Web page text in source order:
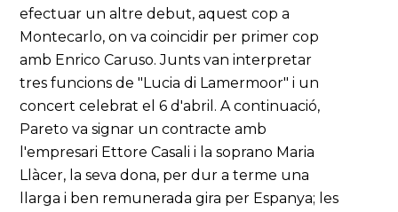
efectuar un altre debut, aquest cop a
Montecarlo, on va coincidir per primer cop
amb Enrico Caruso. Junts van interpretar
tres funcions de "Lucia di Lamermoor" i un
concert celebrat el 6 d'abril. A continuació,
Pareto va signar un contracte amb
l'empresari Ettore Casali i la soprano Maria
Llàcer, la seva dona, per dur a terme una
llarga i ben remunerada gira per Espanya; les